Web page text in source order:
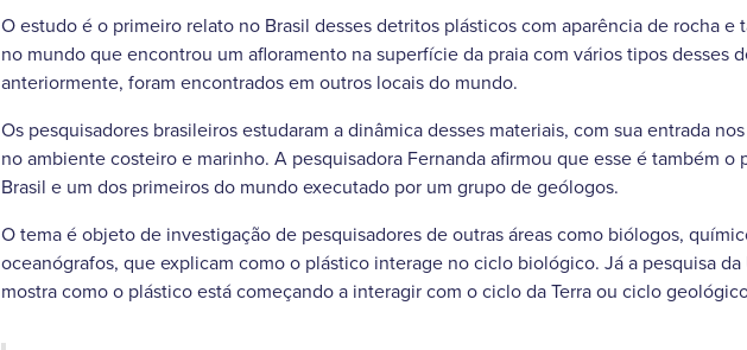
O estudo é o primeiro relato no Brasil desses detritos plásticos com aparência de rocha e
no mundo que encontrou um afloramento na superfície da praia com vários tipos desses
anteriormente, foram encontrados em outros locais do mundo.
Os pesquisadores brasileiros estudaram a dinâmica desses materiais, com sua entrada
no ambiente costeiro e marinho. A pesquisadora Fernanda afirmou que esse é também o
Brasil e um dos primeiros do mundo executado por um grupo de geólogos.
O tema é objeto de investigação de pesquisadores de outras áreas como biólogos,
oceanógrafos, que explicam como o plástico interage no ciclo biológico. Já a pesquisa da
mostra como o plástico está começando a interagir com o ciclo da Terra ou ciclo